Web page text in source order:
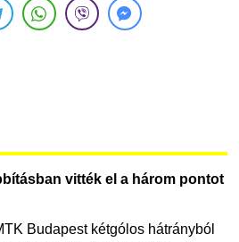
vitték el a három pontot
Budapest kétgólos hátrányból